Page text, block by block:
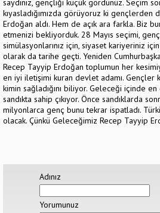
kıyasladığımızda görüyoruz ki gençlerden
Erdoğan aldı. Hem de açık ara farkla. Biz
etmenizi bekliyorduk. 28 Mayıs seçimi,
simülasyonlarınız için, siyaset kariyeriniz
olarak da tarihe geçti. Yeniden
Recep Tayyip Erdoğan toplumun her
en iyi iletişimi kuran devlet adamı. Gençler
kimin sağladığını biliyor. Geleceği içinde
sandıkta sahip çıkıyor. Önce sandıklarda
milyonlarca genç bunu tekrar ispatladı.
olacak. Çünkü Geleceğimiz Recep Tayyip
Adınız
Yorumunuz